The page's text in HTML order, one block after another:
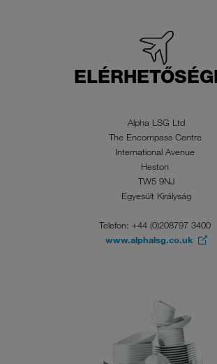
Alpha LSG Ltd
The Encompass Centre
International Avenue
Heston
TW5 9NJ
Egyesült Királyság
Telefon: +44 (0)208797 3400
www.alphalsg.co.uk